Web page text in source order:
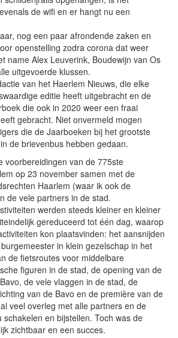
de wifi en er hangt nu een
nog een paar afrondende zaken en
openstelling zodra corona dat weer
name Alex Leuverink, Boudewijn van Os
uitgevoerde klussen.
van het Haerlem Nieuws, die elke
editie heeft uitgebracht en de
die ook in 2020 weer een fraai
gebracht. Niet onvermeld mogen
die de Jaarboeken bij het grootste
de brievenbus hebben gedaan.
voorbereidingen van de 775ste
op 23 november samen met de
Haarlem (waar ik ook de
de vele partners in de stad.
werden steeds kleiner en kleiner
gereduceerd tot één dag, waarop
kon plaatsvinden: het aansnijden
in klein gezelschap in het
de fietsroutes voor middelbare
figuren in de stad, de opening van de
de vele vlaggen in de stad, de
van de Bavo en de première van de
veel overleg met alle partners en de
en bijstellen. Toch was de
zichtbaar en een succes.